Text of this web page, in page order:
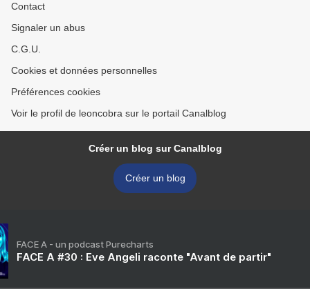
Contact
Signaler un abus
C.G.U.
Cookies et données personnelles
Préférences cookies
Voir le profil de leoncobra sur le portail Canalblog
Créer un blog sur Canalblog
Créer un blog
FACE A - un podcast Purecharts
FACE A #30 : Eve Angeli raconte "Avant de partir"